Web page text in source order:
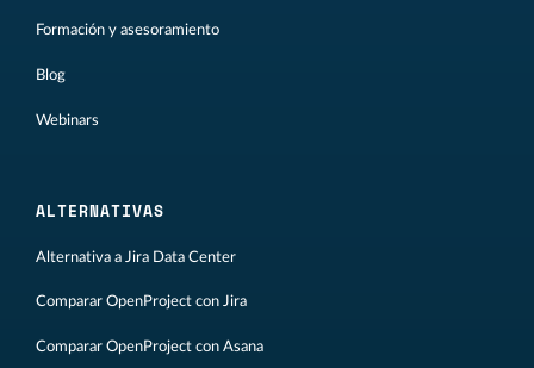
Formación y asesoramiento
Blog
Webinars
ALTERNATIVAS
Alternativa a Jira Data Center
Comparar OpenProject con Jira
Comparar OpenProject con Asana